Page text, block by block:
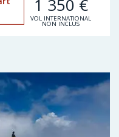
1 350 €
VOL INTERNATIONAL
NON INCLUS